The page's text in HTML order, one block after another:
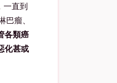
一直到
巴瘤、
各類癌
化甚或